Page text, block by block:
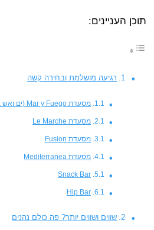
תוכן העניינים:
רגיעה מושלמת ובחירה קשה
מסעדת Mar y Fuego (ים ואש בתרגום לעברית)
מסעדת Le Marche
מסעדת Fusion
מסעדת Mediterranea
Snack Bar
Hip Bar
שווים ושווים יותר? פה כולם נהנים